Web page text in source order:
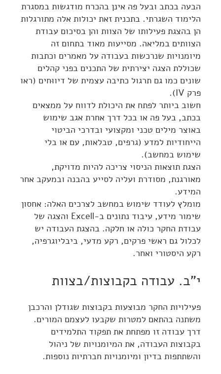
הבעה בכתב ובעל פה אינן בהכרח מודגשות במסגרת
הלימוד השגרתי. בתכנית זאת יכולות אלה מתורגלות
הן בהצגת פעילותו של הצוות והן בסיכום עבודת
הצוותים במליאה. מסייעות מאוד בתחום זה
מיומנויות שנרכשות בעבודה על מאמרים וכתבות
שכוללת הצגה יצירתית של התכנים בפני קהלים
שונים כמו גם תרגול כתיבה עצמית של דיווּחים (ראו
פרק IV).
חשוב ביותר לפתח את היכולת לדווח על ממצאים
בכתב, בעל פה או בכל דרך אחרת אגב שימוש
באוצר מילים טכני ומקצועי ובדרכי הביטוי
הייחודיות למדע (גרפים, טבלאות, עם או בלי
שימוש במחשב).
הצגת תוצאות הניסוי צריכה להיות מדויקת,
מאורגנת, מסודרת ועליה לסייע בהבנה ובמעקב אחר
המידע.
מומלץ לעודד שימוש במחשב לצרכים האלה: אחסון
שימור מידע, עיבוד נתונים ב-Excell והצגה של
עבודת החקר כולה או חלקה. בהצגת העבודה יש
לכלול גם ראשי פרקים, רקע מדעי, ביבליוגרפיה,
רקע היסטורי ואחר.
י"ב. עבודה בקבוצות/בצוות
פעילויות החקר מבוצעות בקבוצות שגודלן והרכבן
משתנה בהתאם למטרות שקבעו לעצמם המורים.
דרך עבודה זו מפתחת את תפקוד התלמידים
בקבוצות העבודה, את המיומנויות של ניהול
והשתתפות בדיון ומיומנויות חברתיות נוספות.